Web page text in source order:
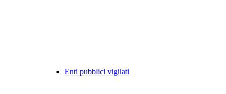
Enti pubblici vigilati